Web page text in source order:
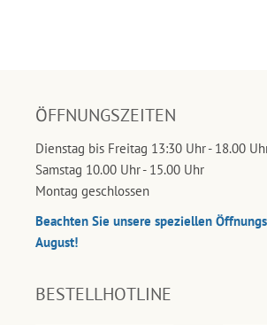
ÖFFNUNGSZEITEN
Dienstag bis Freitag 13:30 Uhr - 18.00
Samstag 10.00 Uhr - 15.00 Uhr
Montag geschlossen
Beachten Sie unsere speziellen
August!
BESTELLHOTLINE